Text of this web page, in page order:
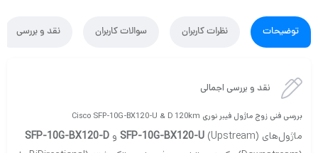
توضیحات نظرات کاربران سوالات کاربران نقد و بررسی
نقد و بررسی اجمالی
بررسی فنی زوج ماژول فیبر نوری Cisco SFP-10G-BX120-U & D 120km
ماژول‌های SFP-10G-BX120-U (Upstream) و
SFP-10G-BX120-D